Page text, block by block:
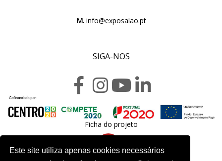
Este site utiliza apenas cookies necessários
M.info@exposalao.pt
SIGA-NOS
Ficha do projeto